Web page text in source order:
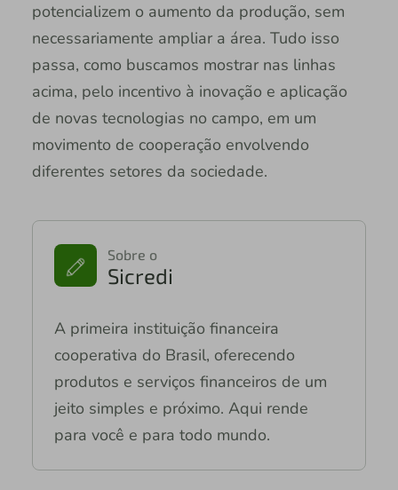
potencializem o aumento da produção, sem
necessariamente ampliar a área. Tudo isso
passa, como buscamos mostrar nas linhas
acima, pelo incentivo à inovação e aplicação
de novas tecnologias no campo, em um
movimento de cooperação envolvendo
diferentes setores da sociedade.
Sobre o
Sicredi
A primeira instituição financeira
cooperativa do Brasil, oferecendo
produtos e serviços financeiros de um
jeito simples e próximo. Aqui rende
para você e para todo mundo.